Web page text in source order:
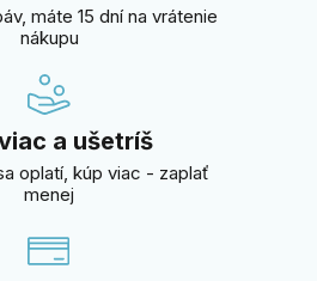
máte 15 dní na vrátenie
nákupu
a ušetríš
oplatí, kúp viac - zaplať
menej